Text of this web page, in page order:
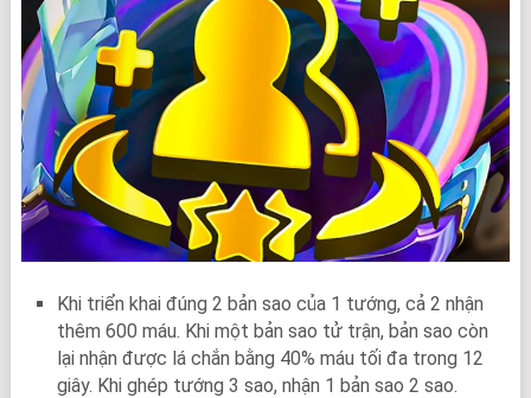
Khi triển khai đúng 2 bản sao của 1 tướng, cả 2 nhận
thêm 600 máu. Khi một bản sao tử trận, bản sao còn
lại nhận được lá chắn bằng 40% máu tối đa trong 12
giây. Khi ghép tướng 3 sao, nhận 1 bản sao 2 sao.